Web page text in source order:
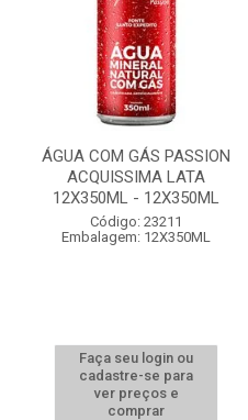
ÁGUA COM GÁS PASSION
ACQUISSIMA LATA
12X350ML - 12X350ML
Código: 23211
Embalagem: 12X350ML
Faça seu login ou
cadastre-se para
ver preços e
comprar